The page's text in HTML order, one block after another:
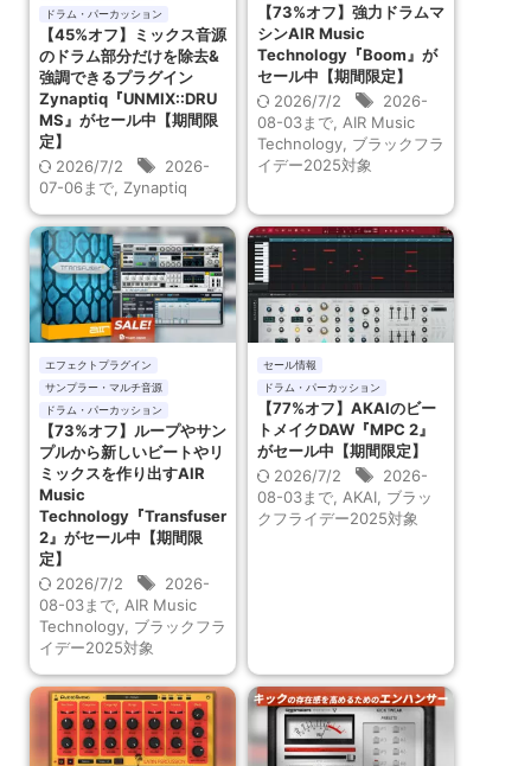
ドラム・パーカッション
【45%オフ】ミックス音源
のドラム部分だけを除去&
強調できるプラグイン
Zynaptiq『UNMIX::DRU
MS』がセール中【期間限
定】
2026/7/2
2026-
07-06まで Zynaptiq
【73%オフ】強力ドラムマ
シンAIR Music
Technology『Boom』が
セール中【期間限定】
2026/7/2
2026-
08-03まで AIR Music
Technology ブラックフラ
イデー2025対象
エフェクトプラグイン
サンプラー・マルチ音源
ドラム・パーカッション
【73%オフ】ループやサン
プルから新しいビートやリ
ミックスを作り出すAIR
Music
Technology『Transfuser
2』がセール中【期間限
定】
2026/7/2
2026-
08-03まで AIR Music
Technology ブラックフラ
イデー2025対象
セール情報
ドラム・パーカッション
【77%オフ】AKAIのビー
トメイクDAW『MPC 2』
がセール中【期間限定】
2026/7/2
2026-
08-03まで AKAI ブラッ
クフライデー2025対象